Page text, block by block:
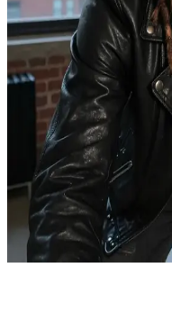
トム・カウ
ドレッドヘアがクールな
トムは若きロックギタ
あるいはファンとして、
トで、音楽やアイデア
Show more